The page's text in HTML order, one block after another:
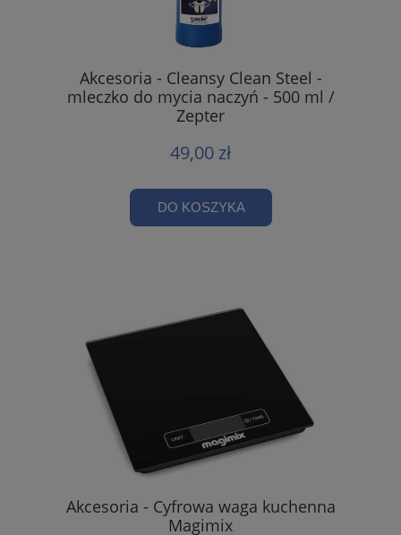
Akcesoria - Cleansy Clean Steel -
mleczko do mycia naczyń - 500 ml /
Zepter
49,00 zł
DO KOSZYKA
Akcesoria - Cyfrowa waga kuchenna
Magimix